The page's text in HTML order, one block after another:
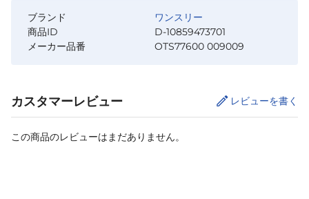
ブランド
ワンスリー
商品ID
D-10859473701
メーカー品番
OTS77600 009009
カスタマーレビュー レビューを書く
この商品のレビューはまだありません。